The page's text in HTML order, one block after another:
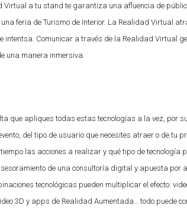
Virtual a tu stand te garantiza una afluencia de
feria de Turismo de Interior. La Realidad Virtual
intentsa. Comunicar a través de la Realidad Virtual
una manera inmersiva.
que apliques todas estas tecnologías a la vez, por
del tipo de usuario que necesites atraer o de tu
las acciones a realizar y qué tipo de tecnología
de una consultoría digital y apuesta por
tecnológicas pueden multiplicar el efecto:
3D y apps de Realidad Aumentada… todo puede